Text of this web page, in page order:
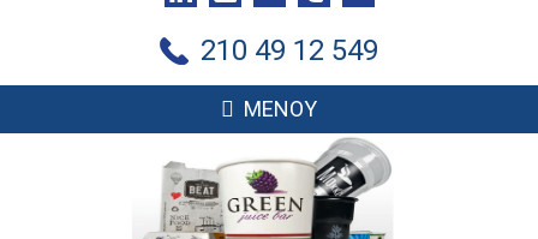
210 49 12 549
ΜΕΝΟΥ